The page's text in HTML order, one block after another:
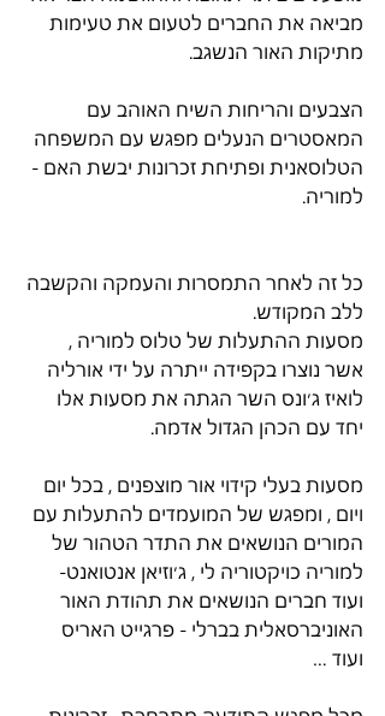
מביאה את החברים לטעום את טעימות
מתיקות האור הנשגב.
הצבעים והריחות השיח האוהב עם
המאסטרים הנעלים מפגש עם המשפחה
הטלוסאנית ופתיחת זכרונות יבשת האם -
למוריה.
כל זה לאחר התמסרות והעמקה והקשבה
ללב המקודש.
מסעות ההתעלות של טלוס למוריה ,
אשר נוצרו בקפידה ייתרה על ידי אורליה
לואיז ג׳ונס השר הגתה את מסעות אלו
יחד עם הכהן הגדול אדמה.
מסעות בעלי קידוי אור מוצפנים , בכל יום
ויום , ומפגש של המועמדים להתעלות עם
המורים הנושאים את התדר הטהור של
למוריה כויקטוריה לי , ג׳וזיאן אנטואנט-
ועוד חברים הנושאים את תהודת האור
האוניברסאלית בברלי - פרגייט האריס
ועוד …